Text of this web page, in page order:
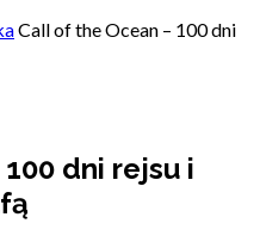
Call of the Ocean – 100 dni
dni rejsu i